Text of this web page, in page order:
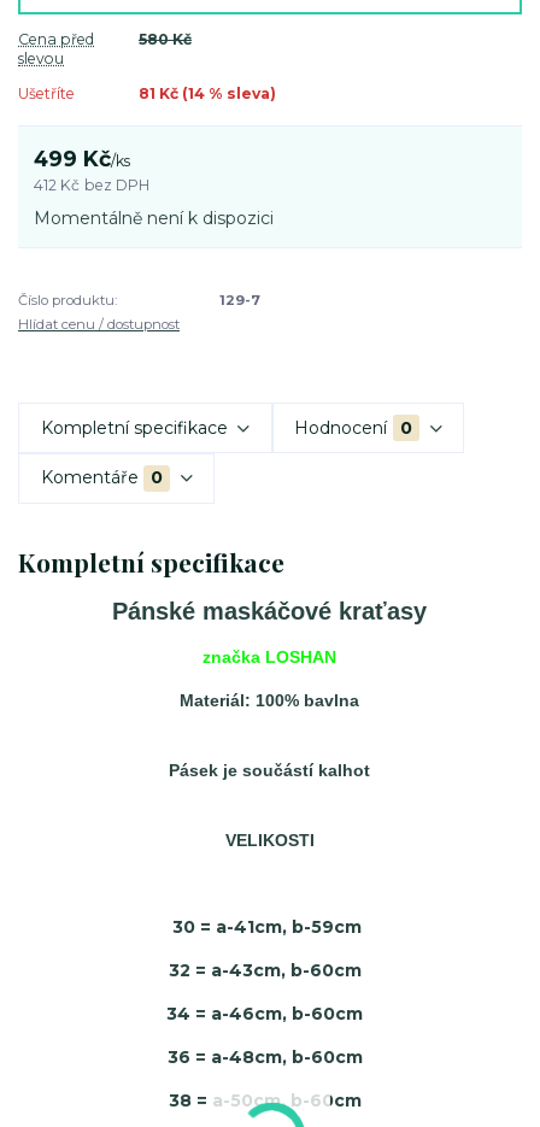
Cena před
slevou
580 Kč
Ušetříte 81 Kč (14 % sleva)
499 Kč/ks
412 Kč bez DPH
Momentálně není k dispozici
Číslo produktu:
129-7
Hlídat cenu / dostupnost
Kompletní specifikace Hodnocení 0
Komentáře 0
Kompletní specifikace
Pánské maskáčové kraťasy
značka LOSHAN
Materiál: 100% bavlna
Pásek je součástí kalhot
VELIKOSTI
30 = a-41cm, b-59cm
32 = a-43cm, b-60cm
34 = a-46cm, b-60cm
36 = a-48cm, b-60cm
38 = a-50cm, b-60cm